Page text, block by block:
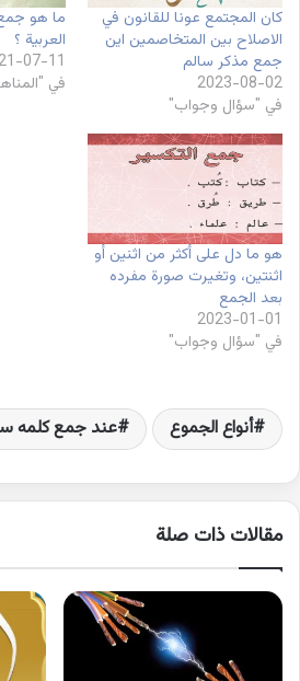
كان المجتمع عونا للقانون في
الاصلاح بين المتخاصمين اين
جمع مذكر سالم
2023-08-02
في "سؤال وجواب"
ما هو
العربية ؟
07-11
في
هو ما دل على أكثر من اثنين أو
اثنتين، وتغيرت صورة مفرده
بعد الجمع
2023-01-01
في "سؤال وجواب"
أنواع الجموع عند جمع كلمه
مقالات ذات صلة